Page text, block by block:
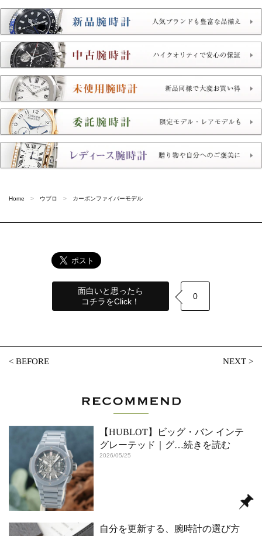
Home ウブロ カーボンファイバーモデル
面白いと思ったら
コチラをClick！
0
<BEFORE NEXT>
【HUBLOT】ビッグ・バン インテ
グレーテッド｜グ…続きを読む
2026/05/25
自分を更新する、腕時計の選び方